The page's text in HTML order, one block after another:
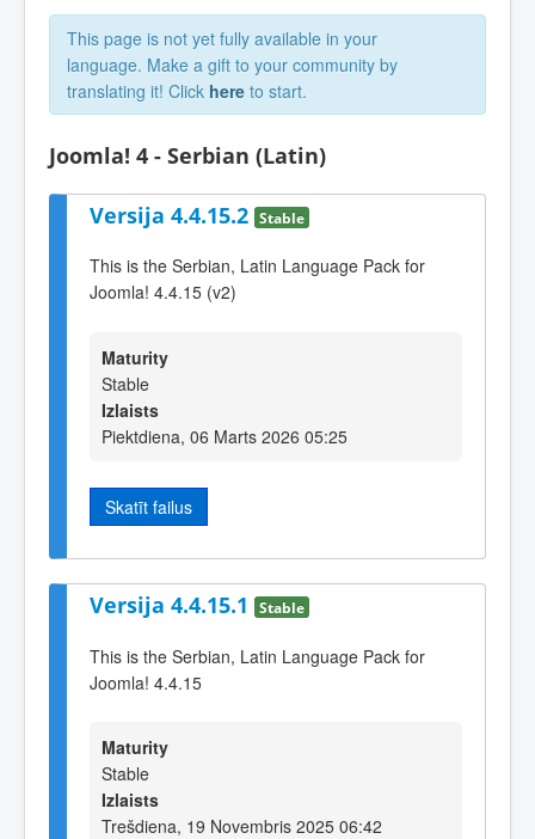
This page is not yet fully available in your
language. Make a gift to your community by
translating it! Click here to start.
Joomla! 4 - Serbian (Latin)
Versija 4.4.15.2 Stable
This is the Serbian, Latin Language Pack for
Joomla! 4.4.15 (v2)
Maturity
Stable
Izlaists
Piektdiena, 06 Marts 2026 05:25
Skatīt failus
Versija 4.4.15.1 Stable
This is the Serbian, Latin Language Pack for
Joomla! 4.4.15
Maturity
Stable
Izlaists
Trešdiena, 19 Novembris 2025 06:42